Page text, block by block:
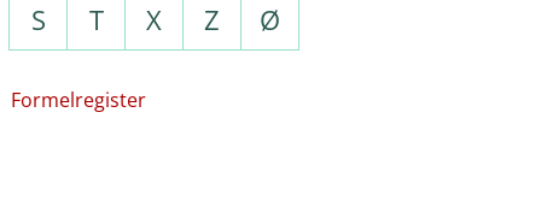
S
T X Z Ø
Formelregister